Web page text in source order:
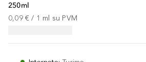
250ml
0,09 € / 1 ml su PVM